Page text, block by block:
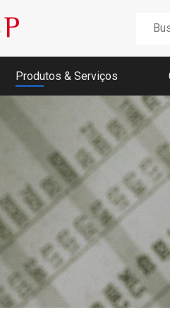
Ex-Presidentes
2026
Produtos & Serviços
Jucesp
Receita Federal
Portal Regularize